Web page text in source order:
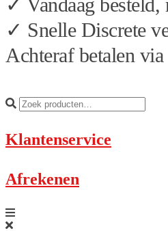
✓ Snelle Discrete
Achteraf betalen
Klantenservice
Afrekenen